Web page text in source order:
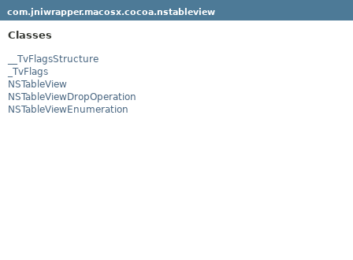
com.jniwrapper.macosx.cocoa.nstableview
Classes
__TvFlagsStructure
_TvFlags
NSTableView
NSTableViewDropOperation
NSTableViewEnumeration